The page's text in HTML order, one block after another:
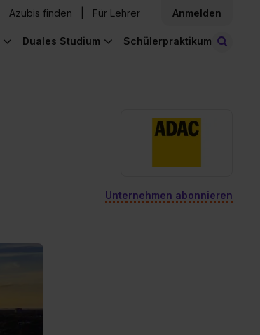
Azubis finden Für Lehrer Anmelden
Duales Studium Schülerpraktikum
Unternehmen abonnieren